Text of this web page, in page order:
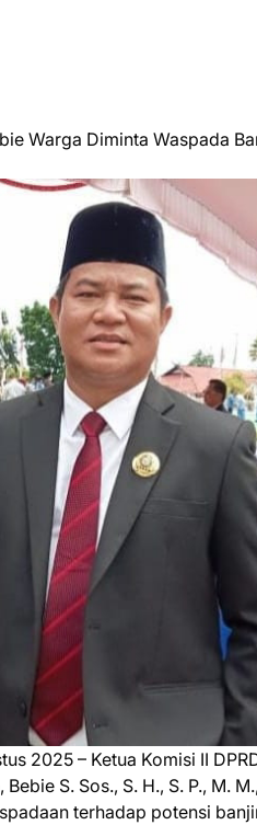
Warga Diminta Waspada
2025 – Ketua Komisi II
S. Sos., S. H., S. P., M.
terhadap potensi